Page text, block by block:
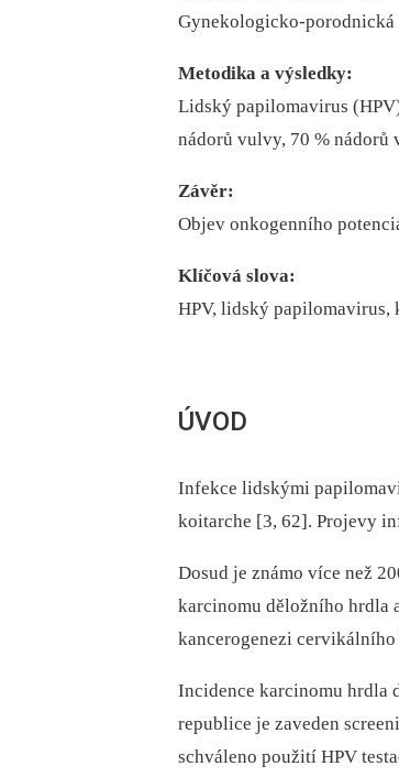
Gynekologicko-porodnická
Metodika a výsledky:
Lidský papilomavirus
nádorů vulvy, 70 % nádorů
Závěr:
Objev onkogenního
Klíčová slova:
HPV, lidský
ÚVOD
Infekce lidskými
koitarche [3, 62]. Projevy
Dosud je známo více než
karcinomu děložního hrdla
kancerogenezi
Incidence karcinomu hrdla
republice je zaveden
schváleno použití HPV